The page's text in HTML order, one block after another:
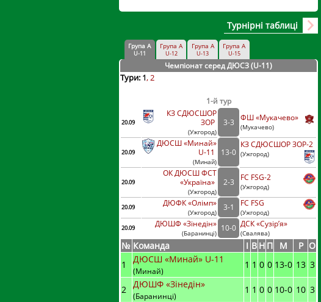
Турнірні таблиці
Група А
U-11
Група А
U-12
Група А
U-13
Група А
U-15
Чемпіонат серед ДЮСЗ (U-11)
Тури: 1 2
1-й тур
20.09
КЗ СДЮСШОР
ЗОР
(Ужгород)
3-3
ФШ «Мукачево»
(Мукачево)
20.09
ДЮСШ «Минай»
U-11
(Минай)
13-0
КЗ СДЮСШОР ЗОР-2
(Ужгород)
20.09
ОК ДЮСШ ФСТ
«Україна»
(Ужгород)
2-3
FC FSG-2
(Ужгород)
20.09 ДЮФК «Олімп»
(Ужгород)
3-1 FC FSG
(Ужгород)
20.09
ДЮШФ «Зінедін»
(Баранинці)
10-0 ДСК «Сузір’я»
(Свалява)
№ Команда I В Н П М Р О
1
ДЮСШ «Минай» U-11
(Минай)
1 1 0 0 13-0 13 3
2 ДЮШФ «Зінедін»
(Баранинці)
1 1 0 0 10-0 10 3